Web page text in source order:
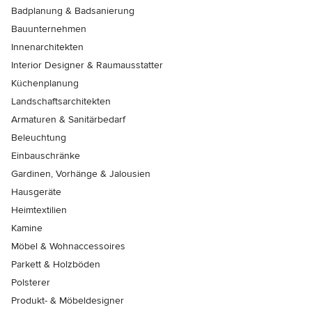
Badplanung & Badsanierung
Bauunternehmen
Innenarchitekten
Interior Designer & Raumausstatter
Küchenplanung
Landschaftsarchitekten
Armaturen & Sanitärbedarf
Beleuchtung
Einbauschränke
Gardinen, Vorhänge & Jalousien
Hausgeräte
Heimtextilien
Kamine
Möbel & Wohnaccessoires
Parkett & Holzböden
Polsterer
Produkt- & Möbeldesigner